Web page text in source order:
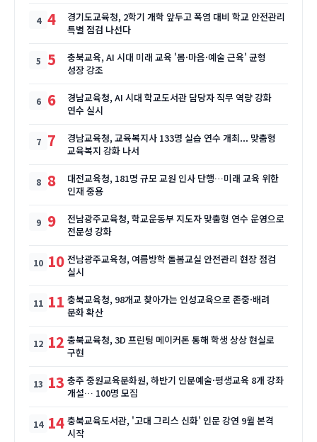
4
경기도교육청, 2학기 개학 앞두고 폭염 대비 학교 안전관리
특별 점검 나선다
5
충북교육, AI 시대 미래 교육 '몸·마음·예술 근육' 균형
성장 강조
6
경남교육청, AI 시대 학교도서관 담당자 직무 역량 강화
연수 실시
7
경남교육청, 교육복지사 133명 실습 연수 개최... 맞춤형
교육복지 강화 나서
8
대전교육청, 181명 규모 교원 인사 단행…미래 교육 위한
인재 중용
9
전남광주교육청, 학교운동부 지도자 맞춤형 연수 운영으로
전문성 강화
10 전남광주교육청, 여름방학 돌봄교실 안전관리 현장 점검
실시
11 충북교육청, 98개교 찾아가는 인성교육으로 존중·배려
문화 확산
12 충북교육청, 3D 프린팅 메이커톤 통해 학생 상상 현실로
구현
13 충주 중원교육문화원, 하반기 인문예술·평생교육 8개 강좌
개설… 100명 모집
14 충북교육도서관, '고대 그리스 신화' 인문 강연 9월 본격
시작